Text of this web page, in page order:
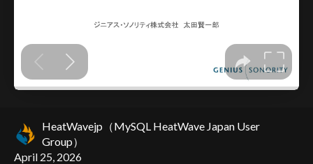
HeatWavejp（MySQL HeatWave Japan User
Group）
April 25, 2026